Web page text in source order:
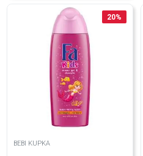
20%
BEBI KUPKA